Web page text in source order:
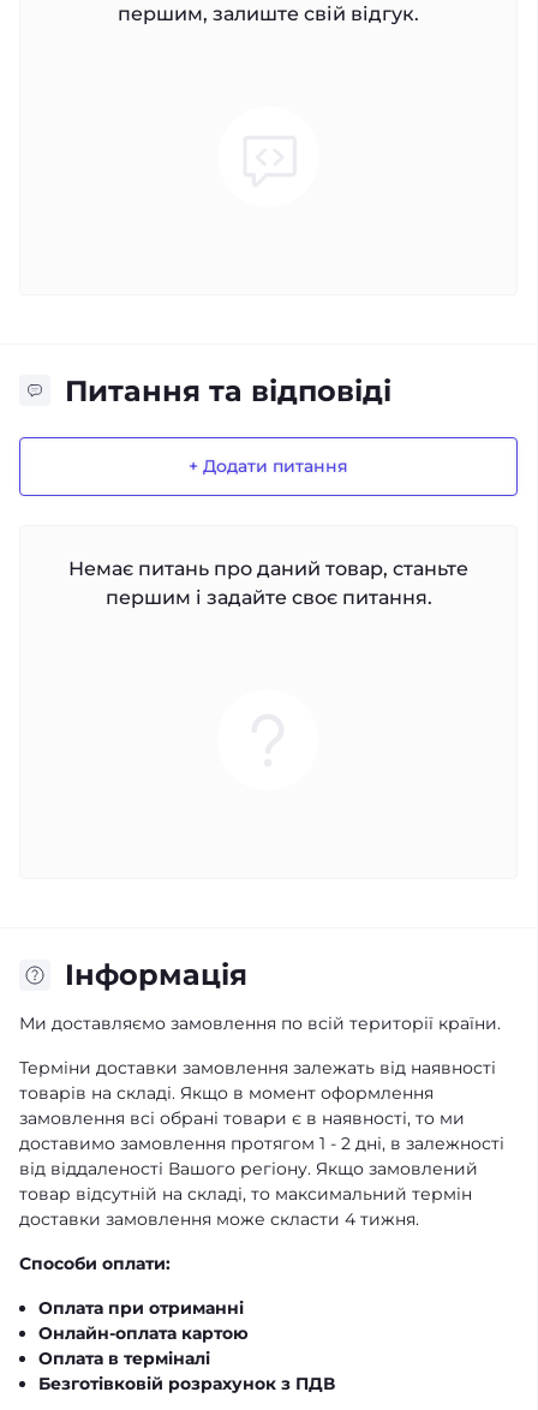
першим, залиште свій відгук.
Питання та відповіді
+ Додати питання
Немає питань про даний товар, станьте
першим і задайте своє питання.
Iнформація
Ми доставляємо замовлення по всій території країни.
Терміни доставки замовлення залежать від наявності
товарів на складі. Якщо в момент оформлення
замовлення всі обрані товари є в наявності, то ми
доставимо замовлення протягом 1 - 2 дні, в залежності
від віддаленості Вашого регіону. Якщо замовлений
товар відсутній на складі, то максимальний термін
доставки замовлення може скласти 4 тижня.
Способи оплати:
Оплата при отриманні
Онлайн-оплата картою
Оплата в терміналі
Безготівковій розрахунок з ПДВ